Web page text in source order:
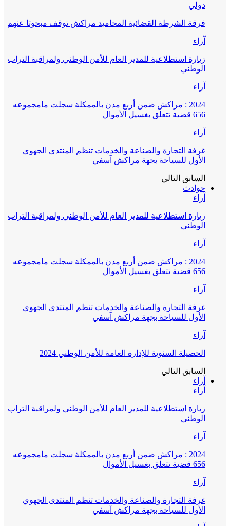
دولي
فرقة الشرطة القضائية المحاميد مراكش توقف مبحوثا عنهم
آراء
زيارة استطلاعية للمدير العام للأمن الوطني ولمراقبة التراب
الوطني
آراء
2024 : مراكش ضمن أربع مدن بالممكلة سجلت مامجموعه
656 قضية تتعلق بغسيل الأموال
آراء
غرفة التجارة والصناعة والخدمات تنظم المنتدى الجهوي
الأول للسياحة بجهة مراكش آسفي
السابق التالي
حوادث
آراء
زيارة استطلاعية للمدير العام للأمن الوطني ولمراقبة التراب
الوطني
آراء
2024 : مراكش ضمن أربع مدن بالممكلة سجلت مامجموعه
656 قضية تتعلق بغسيل الأموال
آراء
غرفة التجارة والصناعة والخدمات تنظم المنتدى الجهوي
الأول للسياحة بجهة مراكش آسفي
آراء
الحصيلة السنوية للإدارة العامة للأمن الوطني 2024
السابق التالي
آراء
آراء
زيارة استطلاعية للمدير العام للأمن الوطني ولمراقبة التراب
الوطني
آراء
2024 : مراكش ضمن أربع مدن بالممكلة سجلت مامجموعه
656 قضية تتعلق بغسيل الأموال
آراء
غرفة التجارة والصناعة والخدمات تنظم المنتدى الجهوي
الأول للسياحة بجهة مراكش آسفي